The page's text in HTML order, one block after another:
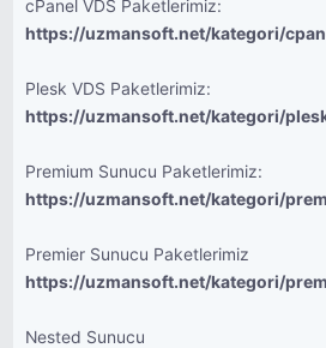
cPanel VDS Paketlerimiz:
https://uzmansoft.net/kategori/
Plesk VDS Paketlerimiz:
https://uzmansoft.net/kategori/
Premium Sunucu Paketlerimiz:
https://uzmansoft.net/kategori/
Premier Sunucu Paketlerimiz
https://uzmansoft.net/kategori/
Nested Sunucu